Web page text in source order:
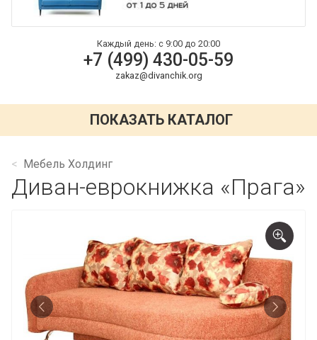
Каждый день: с 9:00 до 20:00
+7 (499) 430-05-59
zakaz@divanchik.org
ПОКАЗАТЬ КАТАЛОГ
Мебель Холдинг
Диван-еврокнижка «Прага»